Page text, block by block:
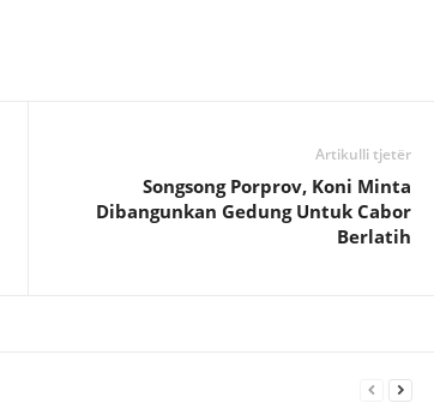
Artikulli tjetër
Songsong Porprov, Koni Minta
Dibangunkan Gedung Untuk Cabor
Berlatih